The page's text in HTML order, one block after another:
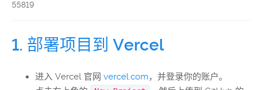
55819
1. 部署项目到 Vercel
进入 Vercel 官网 vercel.com，并登录你的账户。